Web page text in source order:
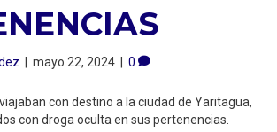
| mayo 22, 2024 | 0
con destino a la ciudad de Yaritagua,
con droga oculta en sus pertenencias.